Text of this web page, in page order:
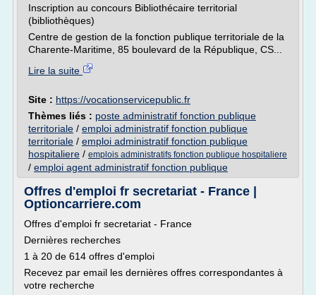
Inscription au concours Bibliothécaire territorial
(bibliothèques)
Centre de gestion de la fonction publique territoriale de la
Charente-Maritime, 85 boulevard de la République, CS...
Lire la suite
Site : https://vocationservicepublic.fr
Thèmes liés : poste administratif fonction publique
territoriale / emploi administratif fonction publique
territoriale / emploi administratif fonction publique
hospitaliere / emplois administratifs fonction publique hospitaliere
/ emploi agent administratif fonction publique
Offres d'emploi fr secretariat - France |
Optioncarriere.com
Offres d'emploi fr secretariat - France
Dernières recherches
1 à 20 de 614 offres d'emploi
Recevez par email les dernières offres correspondantes à
votre recherche